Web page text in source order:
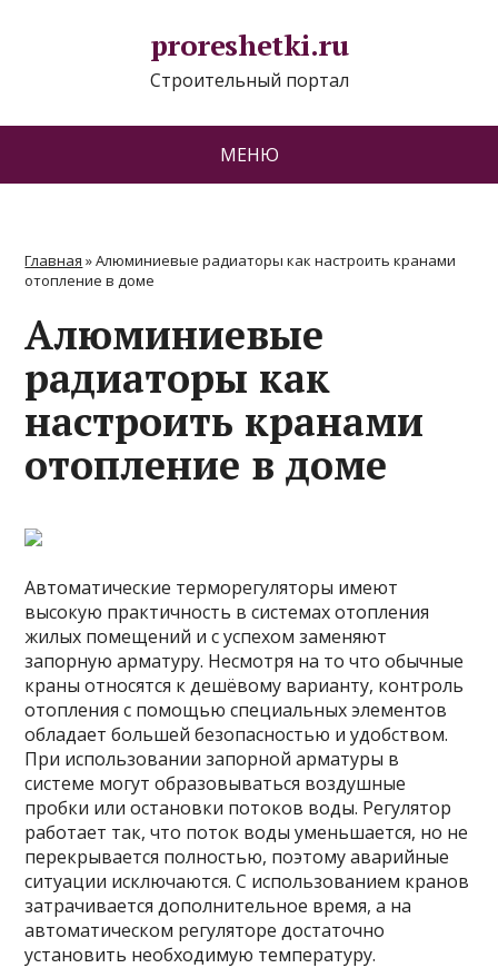
proreshetki.ru
Строительный портал
МЕНЮ
Главная »Алюминиевые радиаторы как настроить кранами
отопление в доме
Алюминиевые
радиаторы как
настроить кранами
отопление в доме
Автоматические терморегуляторы имеют
высокую практичность в системах отопления
жилых помещений и с успехом заменяют
запорную арматуру. Несмотря на то что обычные
краны относятся к дешёвому варианту, контроль
отопления с помощью специальных элементов
обладает большей безопасностью и удобством.
При использовании запорной арматуры в
системе могут образовываться воздушные
пробки или остановки потоков воды. Регулятор
работает так, что поток воды уменьшается, но не
перекрывается полностью, поэтому аварийные
ситуации исключаются. С использованием кранов
затрачивается дополнительное время, а на
автоматическом регуляторе достаточно
установить необходимую температуру.